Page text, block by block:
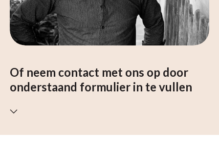
Of neem contact met ons op door
onderstaand formulier in te vullen